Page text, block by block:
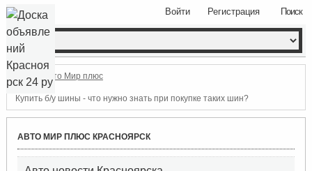
Поиск
Войти Регистрация
Авто Мир плюс
Купить б/у шины - что нужно знать при покупке таких шин?
АВТО МИР ПЛЮС КРАСНОЯРСК